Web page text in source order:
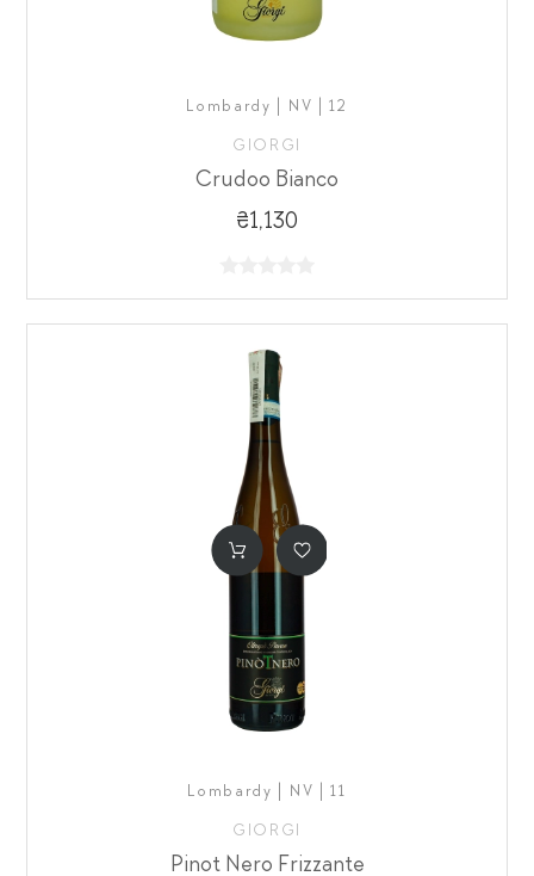
Lombardy | NV | 12
GIORGI
Crudoo Bianco
₴1,130
Lombardy | NV | 11
GIORGI
Pinot Nero Frizzante